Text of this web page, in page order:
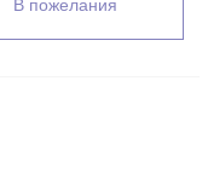
В пожелания